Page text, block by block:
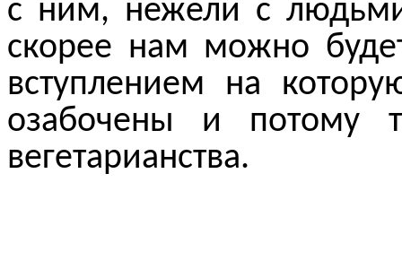
с ним, нежели с
скорее нам можно
вступлением на
озабочены и потому
вегетарианства.